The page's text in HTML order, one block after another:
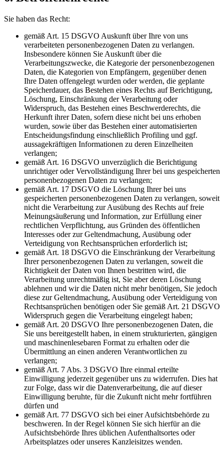
Sie haben das Recht:
gemäß Art. 15 DSGVO Auskunft über Ihre von uns
verarbeiteten personenbezogenen Daten zu verlangen.
Insbesondere können Sie Auskunft über die
Verarbeitungszwecke, die Kategorie der personenbezogenen
Daten, die Kategorien von Empfängern, gegenüber denen
Ihre Daten offengelegt wurden oder werden, die geplante
Speicherdauer, das Bestehen eines Rechts auf Berichtigung,
Löschung, Einschränkung der Verarbeitung oder
Widerspruch, das Bestehen eines Beschwerderechts, die
Herkunft ihrer Daten, sofern diese nicht bei uns erhoben
wurden, sowie über das Bestehen einer automatisierten
Entscheidungsfindung einschließlich Profiling und ggf.
aussagekräftigen Informationen zu deren Einzelheiten
verlangen;
gemäß Art. 16 DSGVO unverzüglich die Berichtigung
unrichtiger oder Vervollständigung Ihrer bei uns gespeicherten
personenbezogenen Daten zu verlangen;
gemäß Art. 17 DSGVO die Löschung Ihrer bei uns
gespeicherten personenbezogenen Daten zu verlangen, soweit
nicht die Verarbeitung zur Ausübung des Rechts auf freie
Meinungsäußerung und Information, zur Erfüllung einer
rechtlichen Verpflichtung, aus Gründen des öffentlichen
Interesses oder zur Geltendmachung, Ausübung oder
Verteidigung von Rechtsansprüchen erforderlich ist;
gemäß Art. 18 DSGVO die Einschränkung der Verarbeitung
Ihrer personenbezogenen Daten zu verlangen, soweit die
Richtigkeit der Daten von Ihnen bestritten wird, die
Verarbeitung unrechtmäßig ist, Sie aber deren Löschung
ablehnen und wir die Daten nicht mehr benötigen, Sie jedoch
diese zur Geltendmachung, Ausübung oder Verteidigung von
Rechtsansprüchen benötigen oder Sie gemäß Art. 21 DSGVO
Widerspruch gegen die Verarbeitung eingelegt haben;
gemäß Art. 20 DSGVO Ihre personenbezogenen Daten, die
Sie uns bereitgestellt haben, in einem strukturierten, gängigen
und maschinenlesebaren Format zu erhalten oder die
Übermittlung an einen anderen Verantwortlichen zu
verlangen;
gemäß Art. 7 Abs. 3 DSGVO Ihre einmal erteilte
Einwilligung jederzeit gegenüber uns zu widerrufen. Dies hat
zur Folge, dass wir die Datenverarbeitung, die auf dieser
Einwilligung beruhte, für die Zukunft nicht mehr fortführen
dürfen und
gemäß Art. 77 DSGVO sich bei einer Aufsichtsbehörde zu
beschweren. In der Regel können Sie sich hierfür an die
Aufsichtsbehörde Ihres üblichen Aufenthaltsortes oder
Arbeitsplatzes oder unseres Kanzleisitzes wenden.